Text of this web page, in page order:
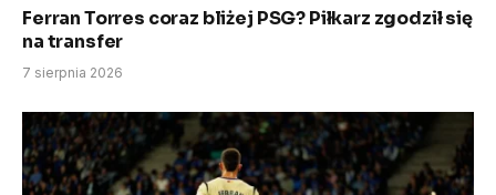
Ferran Torres coraz bliżej PSG? Piłkarz zgodził się
na transfer
7 sierpnia 2026